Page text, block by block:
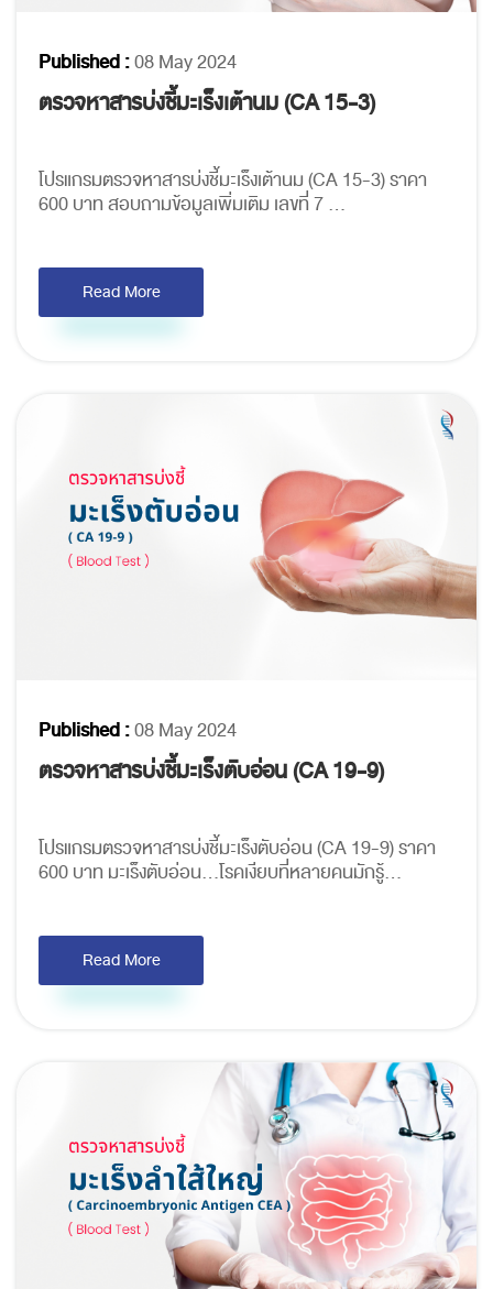
Published :08 May 2024
ตรวจหาสารบ่งชี้มะเร็งเต้านม (CA 15-3)
โปรแกรมตรวจหาสารบ่งชี้มะเร็งเต้านม (CA 15-3) ราคา
600 บาท สอบถามข้อมูลเพิ่มเติม เลขที่ 7 ...
Read More
Published :08 May 2024
ตรวจหาสารบ่งชี้มะเร็งตับอ่อน (CA 19-9)
โปรแกรมตรวจหาสารบ่งชี้มะเร็งตับอ่อน (CA 19-9) ราคา
600 บาท มะเร็งตับอ่อน...โรคเงียบที่หลายคนมักรู้...
Read More